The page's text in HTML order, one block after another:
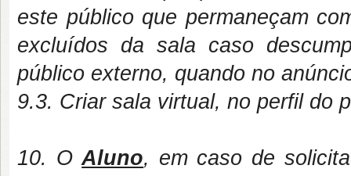
este público que permaneçam
excluídos da sala caso
público externo, quando no
9.3. Criar sala virtual, no perfil do
10. OAluno, em caso de